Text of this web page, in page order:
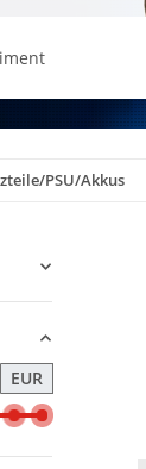
PSU/Akkus
EUR